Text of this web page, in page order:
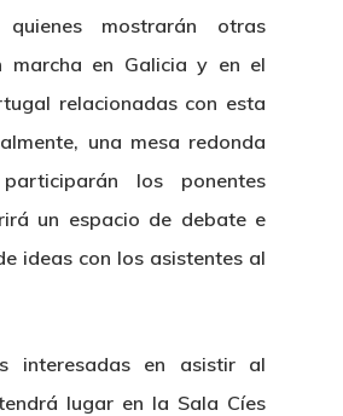
quienes mostrarán otras
marcha en Galicia y en el
relacionadas con esta
una mesa redonda
los ponentes
un espacio de debate e
ideas con los asistentes al
interesadas en asistir al
lugar en la Sala Cíes